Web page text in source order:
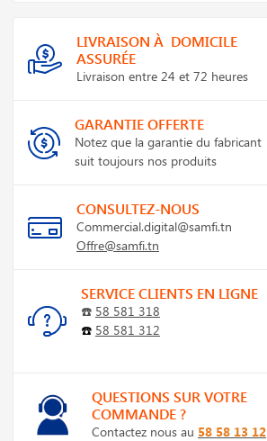
LIVRAISON À DOMICILE
ASSURÉE
Livraison entre 24 et 72 heures
GARANTIE OFFERTE
Notez que la garantie du fabricant
suit toujours nos produits
CONSULTEZ-NOUS
Commercial.digital@samfi.tn
Offre@samfi.tn
SERVICE CLIENTS EN LIGNE
☎️ 58 581 318
☎️ 58 581 312
QUESTIONS SUR VOTRE
COMMANDE ?
Contactez nous au 58 58 13 12